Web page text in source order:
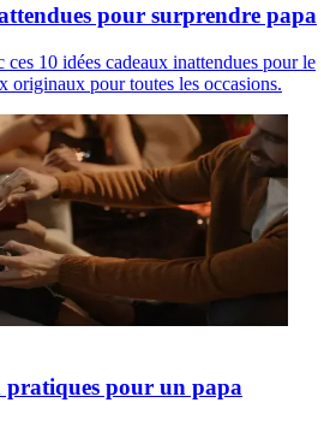
pour surprendre papa
ces 10 idées cadeaux inattendues pour le
originaux pour toutes les occasions.
pratiques pour un papa